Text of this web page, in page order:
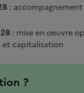
:
: mise en oeuvre
capitalisation
?